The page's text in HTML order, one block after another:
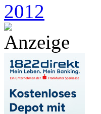
2012
Anzeige